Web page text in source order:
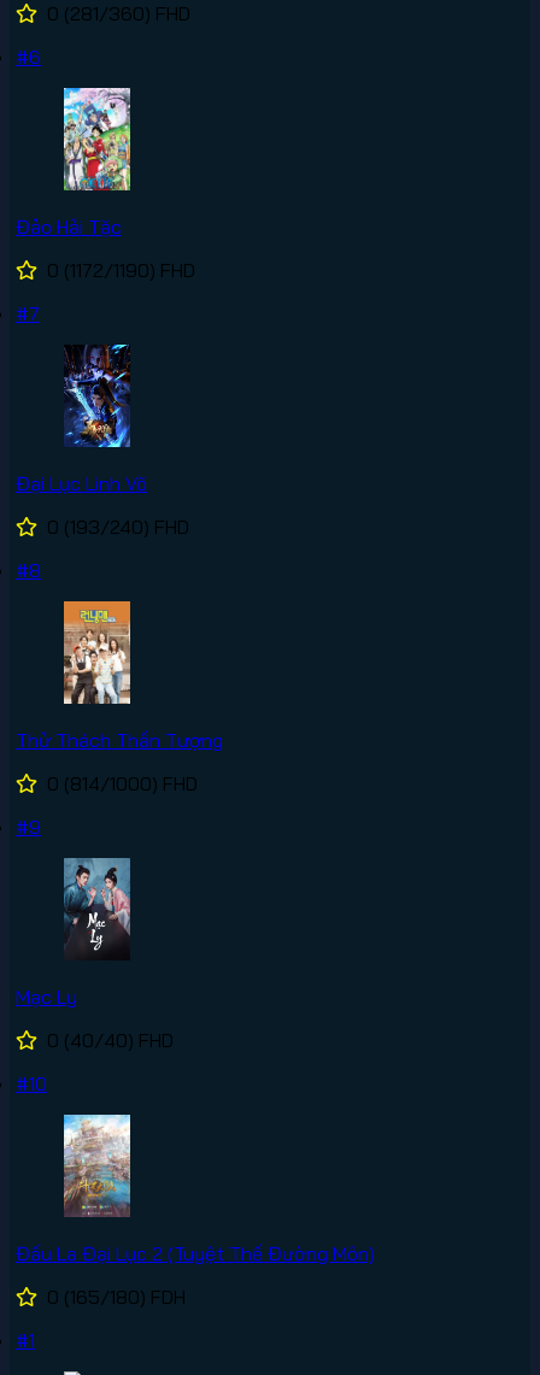
0 (281/360) FHD
#6
Đảo Hải Tặc
0 (1172/1190) FHD
#7
Đại Lục Linh Võ
0 (193/240) FHD
#8
Thử Thách Thần Tượng
0 (814/1000) FHD
#9
Mạc Ly
0 (40/40) FHD
#10
Đấu La Đại Lục 2 (Tuyệt Thế Đường Môn)
0 (165/180) FDH
#1